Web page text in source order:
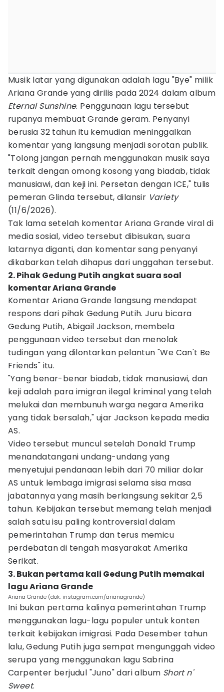
Musik latar yang digunakan adalah lagu "Bye" milik
Ariana Grande yang dirilis pada 2024 dalam album
Eternal Sunshine. Penggunaan lagu tersebut
rupanya membuat Grande geram. Penyanyi
berusia 32 tahun itu kemudian meninggalkan
komentar yang langsung menjadi sorotan publik.
"Tolong jangan pernah menggunakan musik saya
terkait dengan omong kosong yang biadab, tidak
manusiawi, dan keji ini. Persetan dengan ICE," tulis
pemeran Glinda tersebut, dilansir Variety
(11/6/2026).
Tak lama setelah komentar Ariana Grande viral di
media sosial, video tersebut dibisukan, suara
latarnya diganti, dan komentar sang penyanyi
dikabarkan telah dihapus dari unggahan tersebut.
2. Pihak Gedung Putih angkat suara soal
komentar Ariana Grande
Komentar Ariana Grande langsung mendapat
respons dari pihak Gedung Putih. Juru bicara
Gedung Putih, Abigail Jackson, membela
penggunaan video tersebut dan menolak
tudingan yang dilontarkan pelantun "We Can't Be
Friends" itu.
"Yang benar-benar biadab, tidak manusiawi, dan
keji adalah para imigran ilegal kriminal yang telah
melukai dan membunuh warga negara Amerika
yang tidak bersalah," ujar Jackson kepada media
AS.
Video tersebut muncul setelah Donald Trump
menandatangani undang-undang yang
menyetujui pendanaan lebih dari 70 miliar dolar
AS untuk lembaga imigrasi selama sisa masa
jabatannya yang masih berlangsung sekitar 2,5
tahun. Kebijakan tersebut memang telah menjadi
salah satu isu paling kontroversial dalam
pemerintahan Trump dan terus memicu
perdebatan di tengah masyarakat Amerika
Serikat.
3. Bukan pertama kali Gedung Putih memakai
lagu Ariana Grande
Ariana Grande (dok. instagram.com/arianagrande)
Ini bukan pertama kalinya pemerintahan Trump
menggunakan lagu-lagu populer untuk konten
terkait kebijakan imigrasi. Pada Desember tahun
lalu, Gedung Putih juga sempat mengunggah video
serupa yang menggunakan lagu Sabrina
Carpenter berjudul "Juno" dari album Short n'
Sweet.